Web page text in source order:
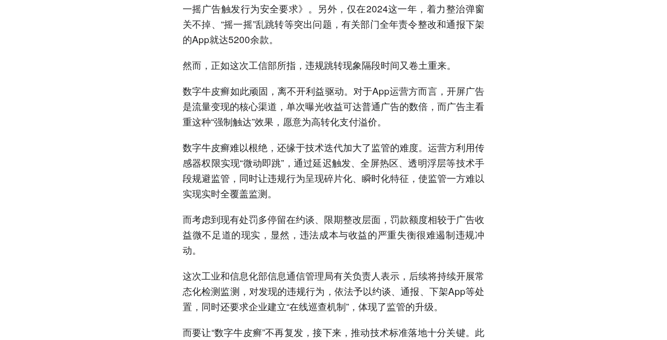
一摇广告触发行为安全要求》。另外，仅在2024这一年，着力整治弹窗
关不掉、“摇一摇”乱跳转等突出问题，有关部门全年责令整改和通报下架
的App就达5200余款。
然而，正如这次工信部所指，违规跳转现象隔段时间又卷土重来。
数字牛皮癣如此顽固，离不开利益驱动。对于App运营方而言，开屏广告
是流量变现的核心渠道，单次曝光收益可达普通广告的数倍，而广告主看
重这种“强制触达”效果，愿意为高转化支付溢价。
数字牛皮癣难以根绝，还缘于技术迭代加大了监管的难度。运营方利用传
感器权限实现“微动即跳”，通过延迟触发、全屏热区、透明浮层等技术手
段规避监管，同时让违规行为呈现碎片化、瞬时化特征，使监管一方难以
实现实时全覆盖监测。
而考虑到现有处罚多停留在约谈、限期整改层面，罚款额度相较于广告收
益微不足道的现实，显然，违法成本与收益的严重失衡很难遏制违规冲
动。
这次工业和信息化部信息通信管理局有关负责人表示，后续将持续开展常
态化检测监测，对发现的违规行为，依法予以约谈、通报、下架App等处
置，同时还要求企业建立“在线巡查机制”，体现了监管的升级。
而要让“数字牛皮癣”不再复发，接下来，推动技术标准落地十分关键。此